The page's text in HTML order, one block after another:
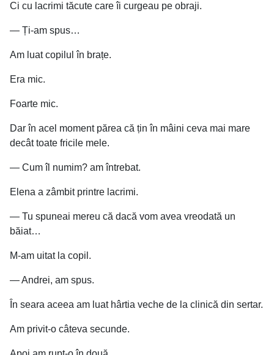
Ci cu lacrimi tăcute care îi curgeau pe obraji.
— Ți-am spus…
Am luat copilul în brațe.
Era mic.
Foarte mic.
Dar în acel moment părea că țin în mâini ceva mai mare
decât toate fricile mele.
— Cum îl numim? am întrebat.
Elena a zâmbit printre lacrimi.
— Tu spuneai mereu că dacă vom avea vreodată un
băiat…
M-am uitat la copil.
— Andrei, am spus.
În seara aceea am luat hârtia veche de la clinică din sertar.
Am privit-o câteva secunde.